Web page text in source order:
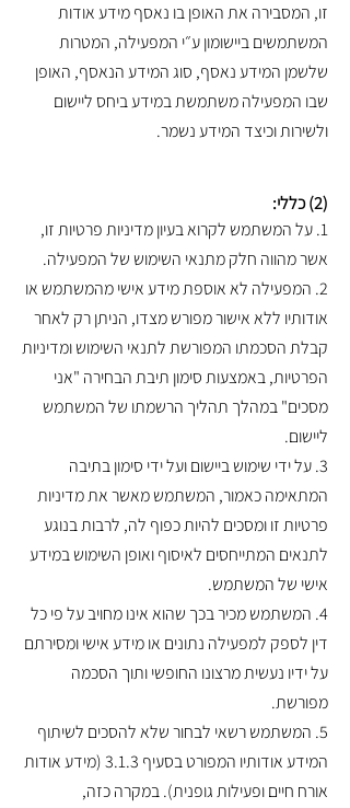
זו, המסבירה את האופן בו נאסף מידע אודות
המשתמשים ביישומון ע״י המפעילה, המטרות
שלשמן המידע נאסף, סוג המידע הנאסף, האופן
שבו המפעילה משתמשת במידע ביחס ליישום
ולשירות וכיצד המידע נשמר.
(2) כללי:
1. על המשתמש לקרוא בעיון מדיניות פרטיות זו,
אשר מהווה חלק מתנאי השימוש של המפעילה.
2. המפעילה לא אוספת מידע אישי מהמשתמש או
אודותיו ללא אישור מפורש מצדו, הניתן רק לאחר
קבלת הסכמתו המפורשת לתנאי השימוש ומדיניות
הפרטיות, באמצעות סימון תיבת הבחירה "אני
מסכים" במהלך תהליך הרשמתו של המשתמש
ליישום.
3. על ידי שימוש ביישום ועל ידי סימון בתיבה
המתאימה כאמור, המשתמש מאשר את מדיניות
פרטיות זו ומסכים להיות כפוף לה, לרבות בנוגע
לתנאים המתייחסים לאיסוף ואופן השימוש במידע
אישי של המשתמש.‎
4. המשתמש מכיר בכך שהוא אינו מחויב על פי כל
דין לספק למפעילה נתונים או מידע אישי ומסירתם
על ידיו נעשית מרצונו החופשי ותוך הסכמה
מפורשת.
5. המשתמש רשאי לבחור שלא להסכים לשיתוף
המידע אודותיו המפורט בסעיף 3.1.3 (מידע אודות
אורח חיים ופעילות גופנית). במקרה כזה,